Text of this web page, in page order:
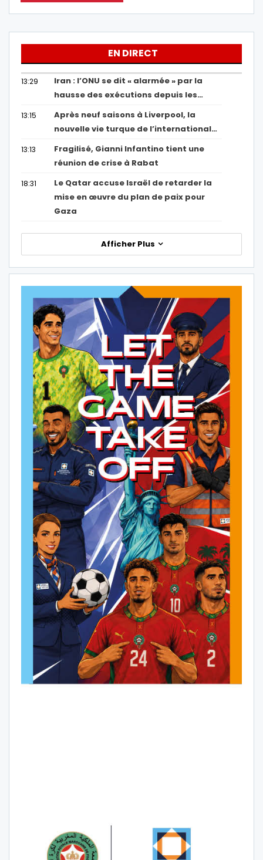
EN DIRECT
13:29
Iran : l’ONU se dit « alarmée » par la
hausse des exécutions depuis les…
13:15
Après neuf saisons à Liverpool, la
nouvelle vie turque de l’international…
13:13
Fragilisé, Gianni Infantino tient une
réunion de crise à Rabat
18:31
Le Qatar accuse Israël de retarder la
mise en œuvre du plan de paix pour
Gaza
Afficher Plus